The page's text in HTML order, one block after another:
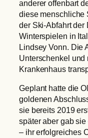
anderer offenbart
diese menschliche
der Ski-Abfahrt der
Winterspielen in
Lindsey Vonn. Die
Unterschenkel und
Krankenhaus
Geplant hatte die
goldenen
sie bereits 2019
später aber gab
– ihr erfolgreiches